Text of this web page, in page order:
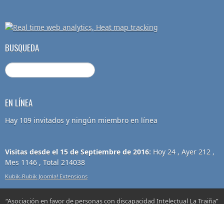
BUSQUEDA
EN LÍNEA
Hay 109 invitados y ningún miembro en línea
Visitas desde el 15 de Septiembre de 2016: Hoy 24 , Ayer 212 ,
Mes 1146 , Total 214038
Kubik-Rubik Joomla! Extensions
“Asociación en favor de personas con discapacidad Intelectual La Traiña”